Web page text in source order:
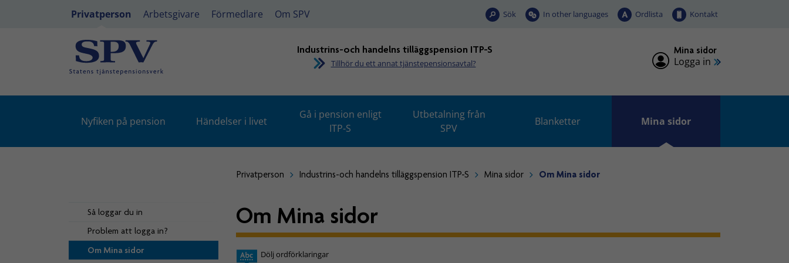
Privatperson Arbetsgivare Förmedlare Om SPV Sök In other languages Ordlista Kontakt
Industrins-och handelns tilläggspension ITP-S
Tillhör du ett annat tjänstepensionsavtal?
Mina sidor
Logga in
Nyfiken på pension Händelser i livet
Gå i pension enligt
ITP-S
Utbetalning från
SPV
Blanketter Mina sidor
Privatperson Industrins-och handelns tilläggspension ITP-S Mina sidor Om Mina sidor
Så loggar du in
Problem att logga in?
Om Mina sidor
Om Mina sidor
Dölj ordförklaringar